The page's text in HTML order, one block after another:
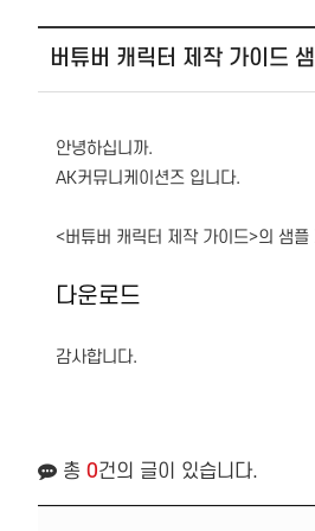
버튜버 캐릭터 제작 가이드
안녕하십니까.
AK커뮤니케이션즈 입니다.
<버튜버 캐릭터 제작 가이드>의 샘
다운로드
감사합니다.
총 0건의 글이 있습니다.